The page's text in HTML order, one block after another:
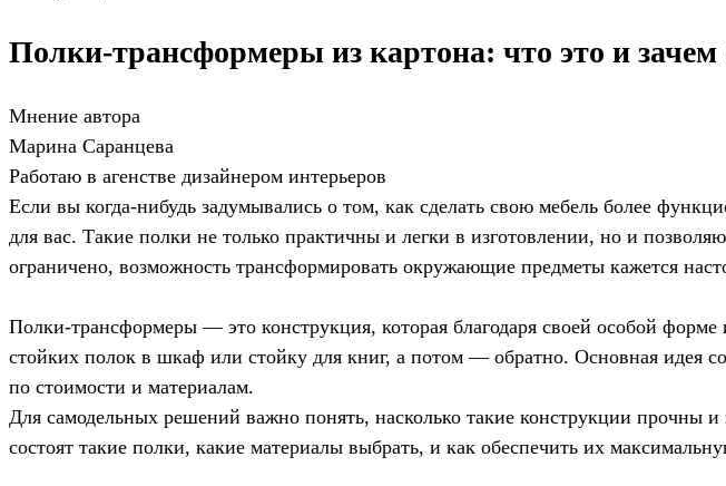
Полки-трансформеры из картона: что это и
Мнение автора
Марина Саранцева
Работаю в агенстве дизайнером интерьеров
Если вы когда-нибудь задумывались о том, как сделать свою мебель более
для вас. Такие полки не только практичны и легки в изготовлении, но и
ограничено, возможность трансформировать окружающие предметы кажется
Полки-трансформеры — это конструкция, которая благодаря своей особой
стойких полок в шкаф или стойку для книг, а потом — обратно. Основная идея
по стоимости и материалам.
Для самодельных решений важно понять, насколько такие конструкции прочны
состоят такие полки, какие материалы выбрать, и как обеспечить их